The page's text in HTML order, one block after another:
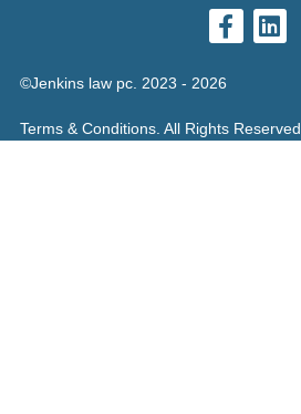
©Jenkins law pc. 2023 - 2026
Terms & Conditions. All Rights Reserved.